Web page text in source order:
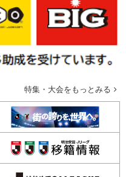
特集・大会をもっとみる